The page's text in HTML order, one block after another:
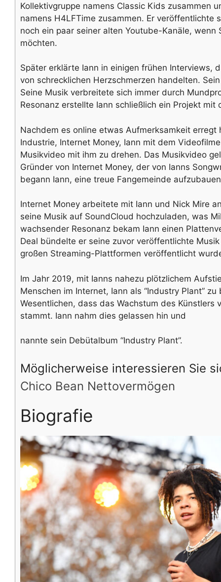
Kollektivgruppe namens Classic Kids zusammen
namens H4LFTime zusammen. Er veröffentlichte
noch ein paar seiner alten Youtube-Kanäle, wenn
möchten.
Später erklärte Iann in einigen frühen Interviews,
von schrecklichen Herzschmerzen handelten.
Seine Musik verbreitete sich immer durch
Resonanz erstellte Iann schließlich ein Projekt mit
Nachdem es online etwas Aufmerksamkeit
Industrie, Internet Money, Iann mit dem
Musikvideo mit ihm zu drehen. Das Musikvideo
Gründer von Internet Money, der von Ianns
begann Iann, eine treue Fangemeinde
Internet Money arbeitete mit Iann und Nick Mire
seine Musik auf SoundCloud hochzuladen, was
wachsender Resonanz bekam Iann einen
Deal bündelte er seine zuvor veröffentlichte
großen Streaming-Plattformen veröffentlicht
Im Jahr 2019, mit Ianns nahezu plötzlichem
Menschen im Internet, Iann als “Industry Plant”
Wesentlichen, dass das Wachstum des Künstlers
stammt. Iann nahm dies gelassen hin und
nannte sein Debütalbum “Industry Plant”.
Möglicherweise interessieren Sie
Chico Bean Nettovermögen
Biografie